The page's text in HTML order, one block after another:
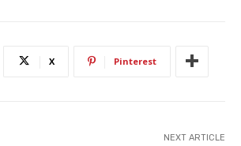
X Pinterest
NEXT ARTICLE